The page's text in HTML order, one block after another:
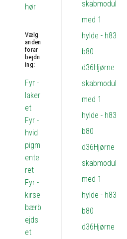
hør
Vælg
anden
forar
bejdn
ing:
Fyr -
laker
et
Fyr -
hvid
pigm
ente
ret
Fyr -
kirse
bærb
ejds
et